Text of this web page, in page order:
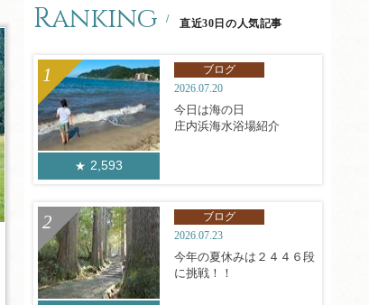
Ranking 直近30日の人気記事
2,593
ブログ
2026.07.20
今日は海の日
庄内浜海水浴場紹介
ブログ
2026.07.23
今年の夏休みは２４４６段
に挑戦！！